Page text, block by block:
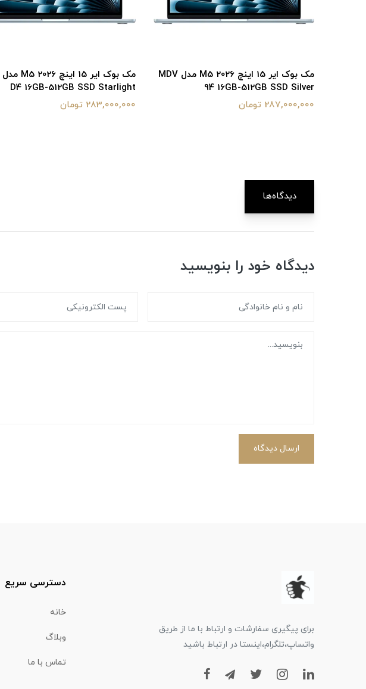
مک بوک ایر 15 اینچ M5 2026 مدل MDV
94 16GB-512GB SSD Silver
287,000,000 تومان
D4 16GB-512GB SSD Starlight
283,000,000 تومان
دیدگاه‌ها
دیدگاه خود را بنویسید
ارسال دیدگاه
برای پیگیری سفارشات و ارتباط با ما از طریق
واتساپ،تلگرام،اینستا در ارتباط باشید
دسترسی سریع
خانه
وبلاگ
تماس با ما